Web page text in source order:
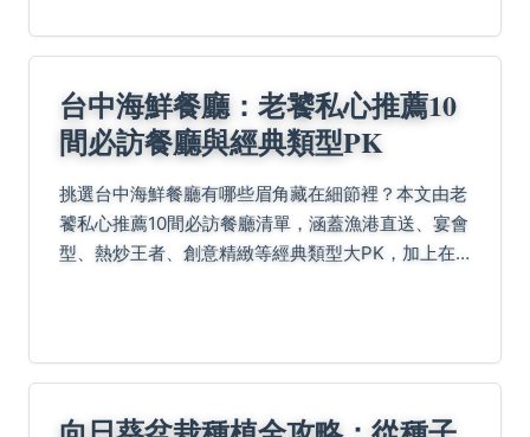
台中海鮮餐廳：老饕私心推薦10
間必訪餐廳與經典類型PK
挑選台中海鮮餐廳有哪些眉角藏在細節裡？本文由老
饕私心推薦10間必訪餐廳清單，涵蓋漁港直送、宴會
型、熱炒王者、創意精緻等經典類型大PK，加上在